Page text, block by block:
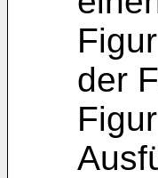
der